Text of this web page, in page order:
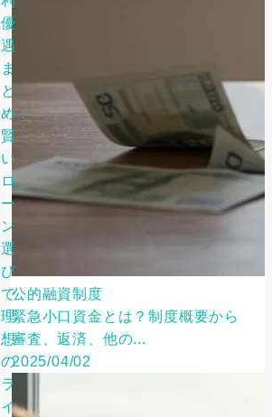
優
遇
ま
と
め：
賢
い
ロ
ー
ン
選
び
で
理
想
の
ラ
イ
公的融資制度
緊急小口資金とは？制度概要から
審査、返済、他の...
2025/04/02